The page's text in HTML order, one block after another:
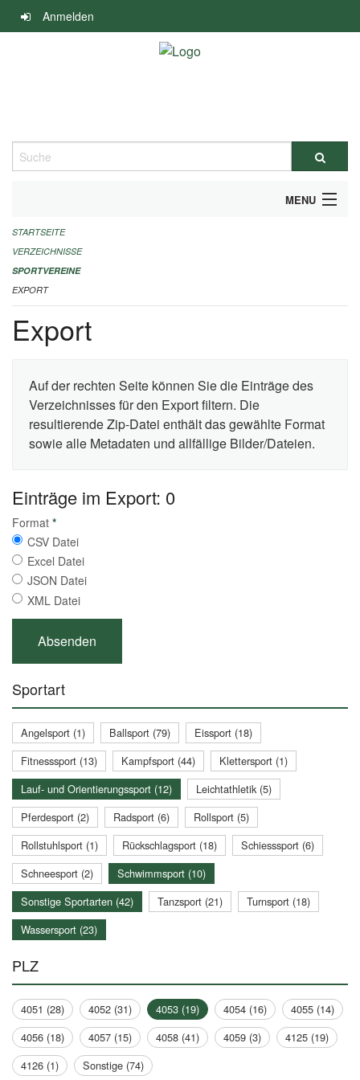
Navigation
überspringen
Anmelden
Suche
MENU
ALLGEMEINE INFORMATIONEN
FINANZIELLE UNTERSTÜTZUNG BENÖTIGT?
KONTAKT
STARTSEITE
VERZEICHNISSE
SPORTVEREINE
EXPORT
Export
Auf der rechten Seite können Sie die Einträge des
Verzeichnisses für den Export filtern. Die
resultierende Zip-Datei enthält das gewählte Format
sowie alle Metadaten und allfällige Bilder/Dateien.
Einträge im Export: 0
Format *
CSV Datei
Excel Datei
JSON Datei
XML Datei
Sportart
Angelsport (1) Ballsport (79)
Eissport (18)
Fitnesssport (13)
Kampfsport (44)
Klettersport (1)
Lauf- und Orientierungssport (12)
Leichtathletik (5)
Pferdesport (2)
Radsport (6)
Rollsport (5)
Rollstuhlsport (1)
Rückschlagsport (18)
Schiesssport (6)
Schneesport (2)
Schwimmsport (10)
Sonstige Sportarten (42)
Tanzsport (21)
Turnsport (18)
Wassersport (23)
PLZ
4051 (28) 4052 (31) 4053 (19) 4054 (16)
4055 (14)
4056 (18)
4057 (15) 4058 (41) 4059 (3)
4125 (19)
4126 (1)
Sonstige (74)